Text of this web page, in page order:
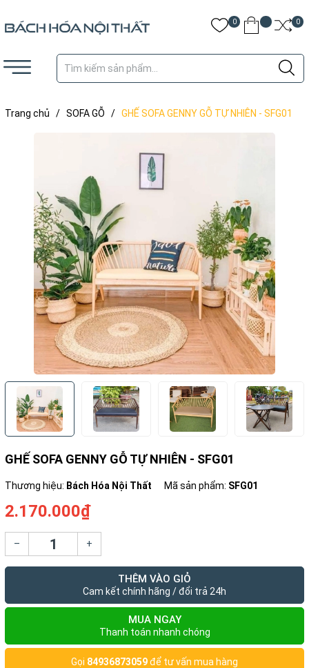
0 0
Trang chủ / SOFA GỖ / GHẾ SOFA GENNY GỖ TỰ NHIÊN - SFG01
GHẾ SOFA GENNY GỖ TỰ NHIÊN - SFG01
Thương hiệu: Bách Hóa Nội Thất Mã sản phẩm: SFG01
2.170.000₫
– +
THÊM VÀO GIỎ
Cam kết chính hãng / đổi trả 24h
MUA NGAY
Thanh toán nhanh chóng
Gọi 84936873059để tư vấn mua hàng